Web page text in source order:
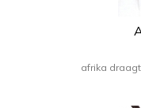
afrika